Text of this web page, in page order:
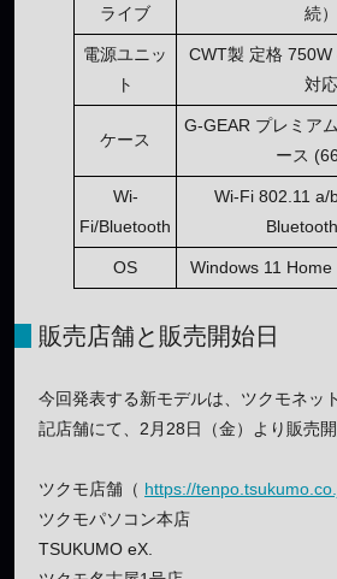
ライブ
続）
電源ユニッ
ト
CWT製 定格
対応
ケース
G-GEAR プレミア
ース
Wi-
Fi/Bluetooth
Wi-Fi 802.11 a/
OS Windows 11 Home
販売店舗と販売開始日
今回発表する新モデルは、ツクモネッ
記店舗にて、2月28日（金）より販売開
ツクモ店舗（ https://
ツクモパソコン本店
TSUKUMO eX.